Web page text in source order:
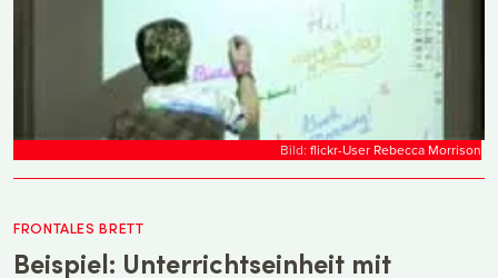
Bild: flickr-User Rebecca Morrison
FRONTALES BRETT
Beispiel: Unterrichtseinheit mit